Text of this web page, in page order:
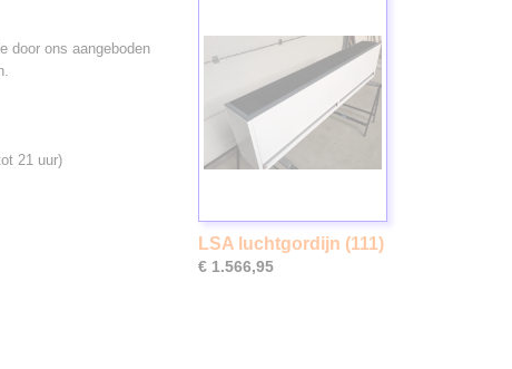
door ons aangeboden
21 uur)
LSA luchtgordijn (111)
€ 1.566,95